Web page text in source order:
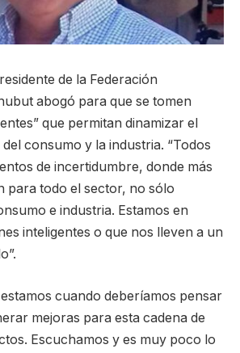
de la Federación
abogó para que se tomen
que permitan dinamizar el
consumo y la industria. “Todos
de incertidumbre, donde más
para todo el sector, no sólo
e industria. Estamos en
inteligentes o que nos lleven a un
cuando deberíamos pensar
mejoras para esta cadena de
Escuchamos y es muy poco lo